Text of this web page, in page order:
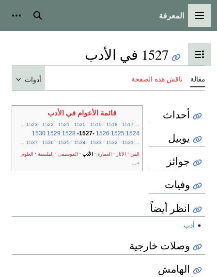
القائمة الرئيسية
المعرفة بحث
تبديل عرض جدول المحتويات
1527 في الأدب
مقالة ناقش هذه الصفحة أدوات
قائمة الأعوام في الأدب
...
1517
1518
1519
1520
1521
1522
1523
...
1524
1525
1526
-
1527
-
1528
1529
1530
...
1531
1532
1533
1534
1535
1536
1537
...
الفن الآثار العمارة الأدب الموسيقى الفلسفة
العلوم
+...
أحداث
يوبيل
جوائز
وفيات
انظر أيضاً
أدب
وصلات خارجية
الهامش